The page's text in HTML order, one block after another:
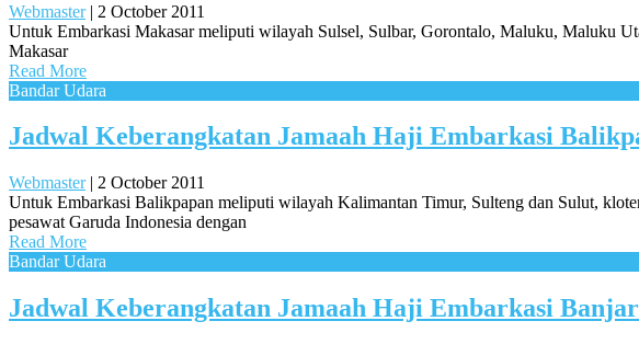
Webmaster| 2 October 2011
Untuk Embarkasi Makasar meliputi wilayah Sulsel, Sulbar, Gorontalo, Maluku, Maluku
Makasar
Read More
Bandar Udara
Jadwal Keberangkatan Jamaah Haji Embarkasi
Webmaster| 2 October 2011
Untuk Embarkasi Balikpapan meliputi wilayah Kalimantan Timur, Sulteng dan Sulut,
pesawat Garuda Indonesia dengan
Read More
Bandar Udara
Jadwal Keberangkatan Jamaah Haji Embarkasi